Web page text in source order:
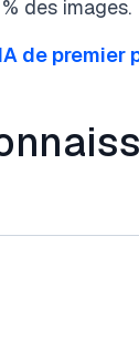
des images.
de premier